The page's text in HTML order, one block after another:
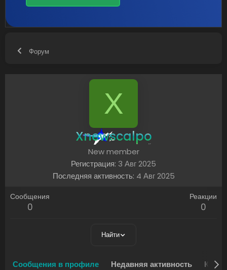
Форум
X
Xnewscalpo
New member
Регистрация 3 Авг 2025
Последняя активность 4 Авг 2025
Сообщения
0
Реакции
0
Найти
Сообщения в профиле Недавняя активность